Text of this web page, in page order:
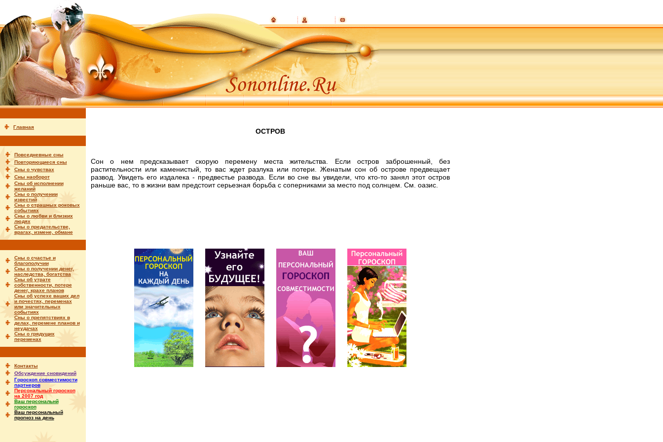
Главная
Повседневные сны
Повторяющиеся сны
Сны о чувствах
Сны наоборот
Сны об исполнении
желаний
Сны о получении
известий
Сны о страшных роковых
событиях
Сны о любви и близких
людях
Сны о предательстве,
врагах, измене, обмане
Сны о счастье и
благополучии
Сны о получении денег,
наследства, богатства
Сны об утрате
собственности, потере
денег, крахе планов
Сны об успехе ваших дел
и почестях, переменах
или значительных
событиях
Сны о препятствиях в
делах, перемене планов и
неудачах
Сны о грядущих
переменах
Контакты
Обсуждение сновидений
Гороскоп совместимости
партнеров
Персональный гороскоп
на 2007 год
Ваш персональнй
гороскоп
Ваш персональный
прогноз на день
ОСТРОВ
Сон о нем предсказывает скорую перемену места жительства. Если остров заброшенный, без
растительности или каменистый, то вас ждет разлука или потери. Женатым сон об острове предвещает
развод. Увидеть его издалека - предвестье развода. Если во сне вы увидели, что кто-то занял этот остров
раньше вас, то в жизни вам предстоит серьезная борьба с соперниками за место под солнцем. См. оазис.